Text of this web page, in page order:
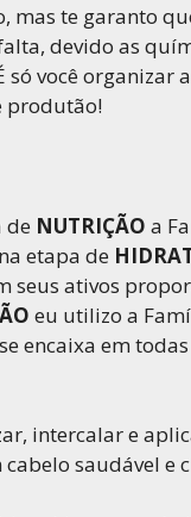
te garanto
devido as
você organizar
produtão!
de NUTRIÇÃO a
etapa de
seus ativos
eu utilizo a
encaixa em
intercalar e
saudável e